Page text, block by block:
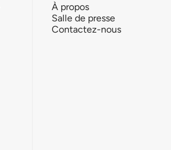
À propos
Salle de presse
Contactez-nous